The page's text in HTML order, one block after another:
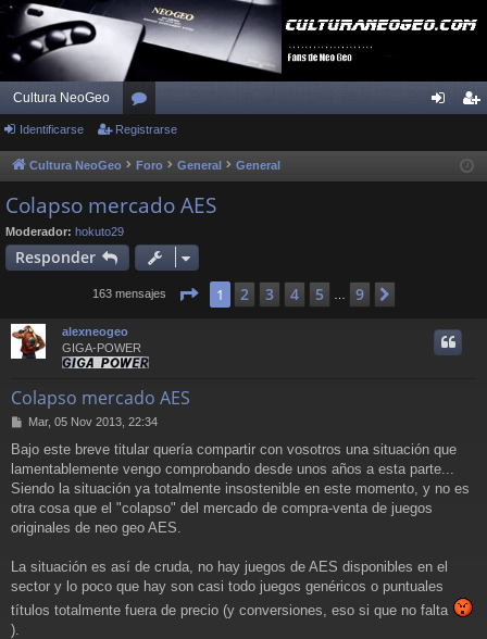
Cultura NeoGeo
or
os ist
Identificarse Registrarse
Cultura NeoGeo Foro General General
Colapso mercado AES
Moderador: hokuto29
Responder
163 mensajes Página de 9
1 2 3 4 5 … 9
alexneogeo
GIGA-POWER
Colapso mercado AES
M
n
s
a
Mar, 05 Nov 2013, 22:34
Bajo este breve titular quería compartir con vosotros una situación que
lamentablemente vengo comprobando desde unos años a esta parte...
Siendo la situación ya totalmente insostenible en este momento, y no es
otra cosa que el "colapso" del mercado de compra-venta de juegos
originales de neo geo AES.
La situación es así de cruda, no hay juegos de AES disponibles en el
sector y lo poco que hay son casi todo juegos genéricos o puntuales
títulos totalmente fuera de precio (y conversiones, eso si que no falta
).